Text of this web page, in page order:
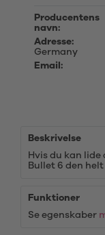
Producentens
navn:
Adresse:
Germany
Email:
Beskrivelse
Hvis du kan
Bullet 6 den
Funktioner
Se egenskaber